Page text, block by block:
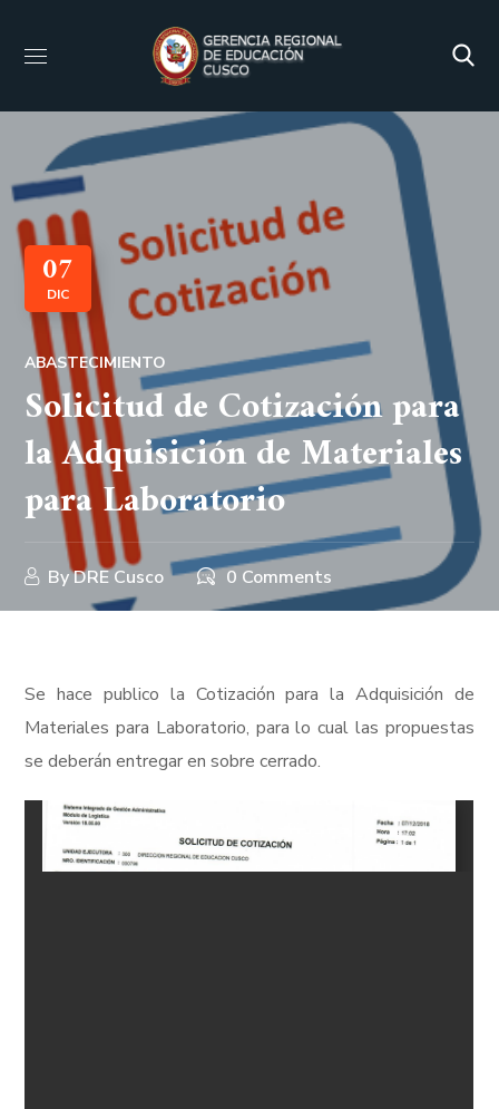
07
DIC
ABASTECIMIENTO
Solicitud de Cotización para
la Adquisición de Materiales
para Laboratorio
ByDRE Cusco 0 Comments
Se hace publico la Cotización para la Adquisición de
Materiales para Laboratorio, para lo cual las propuestas
se deberán entregar en sobre cerrado.